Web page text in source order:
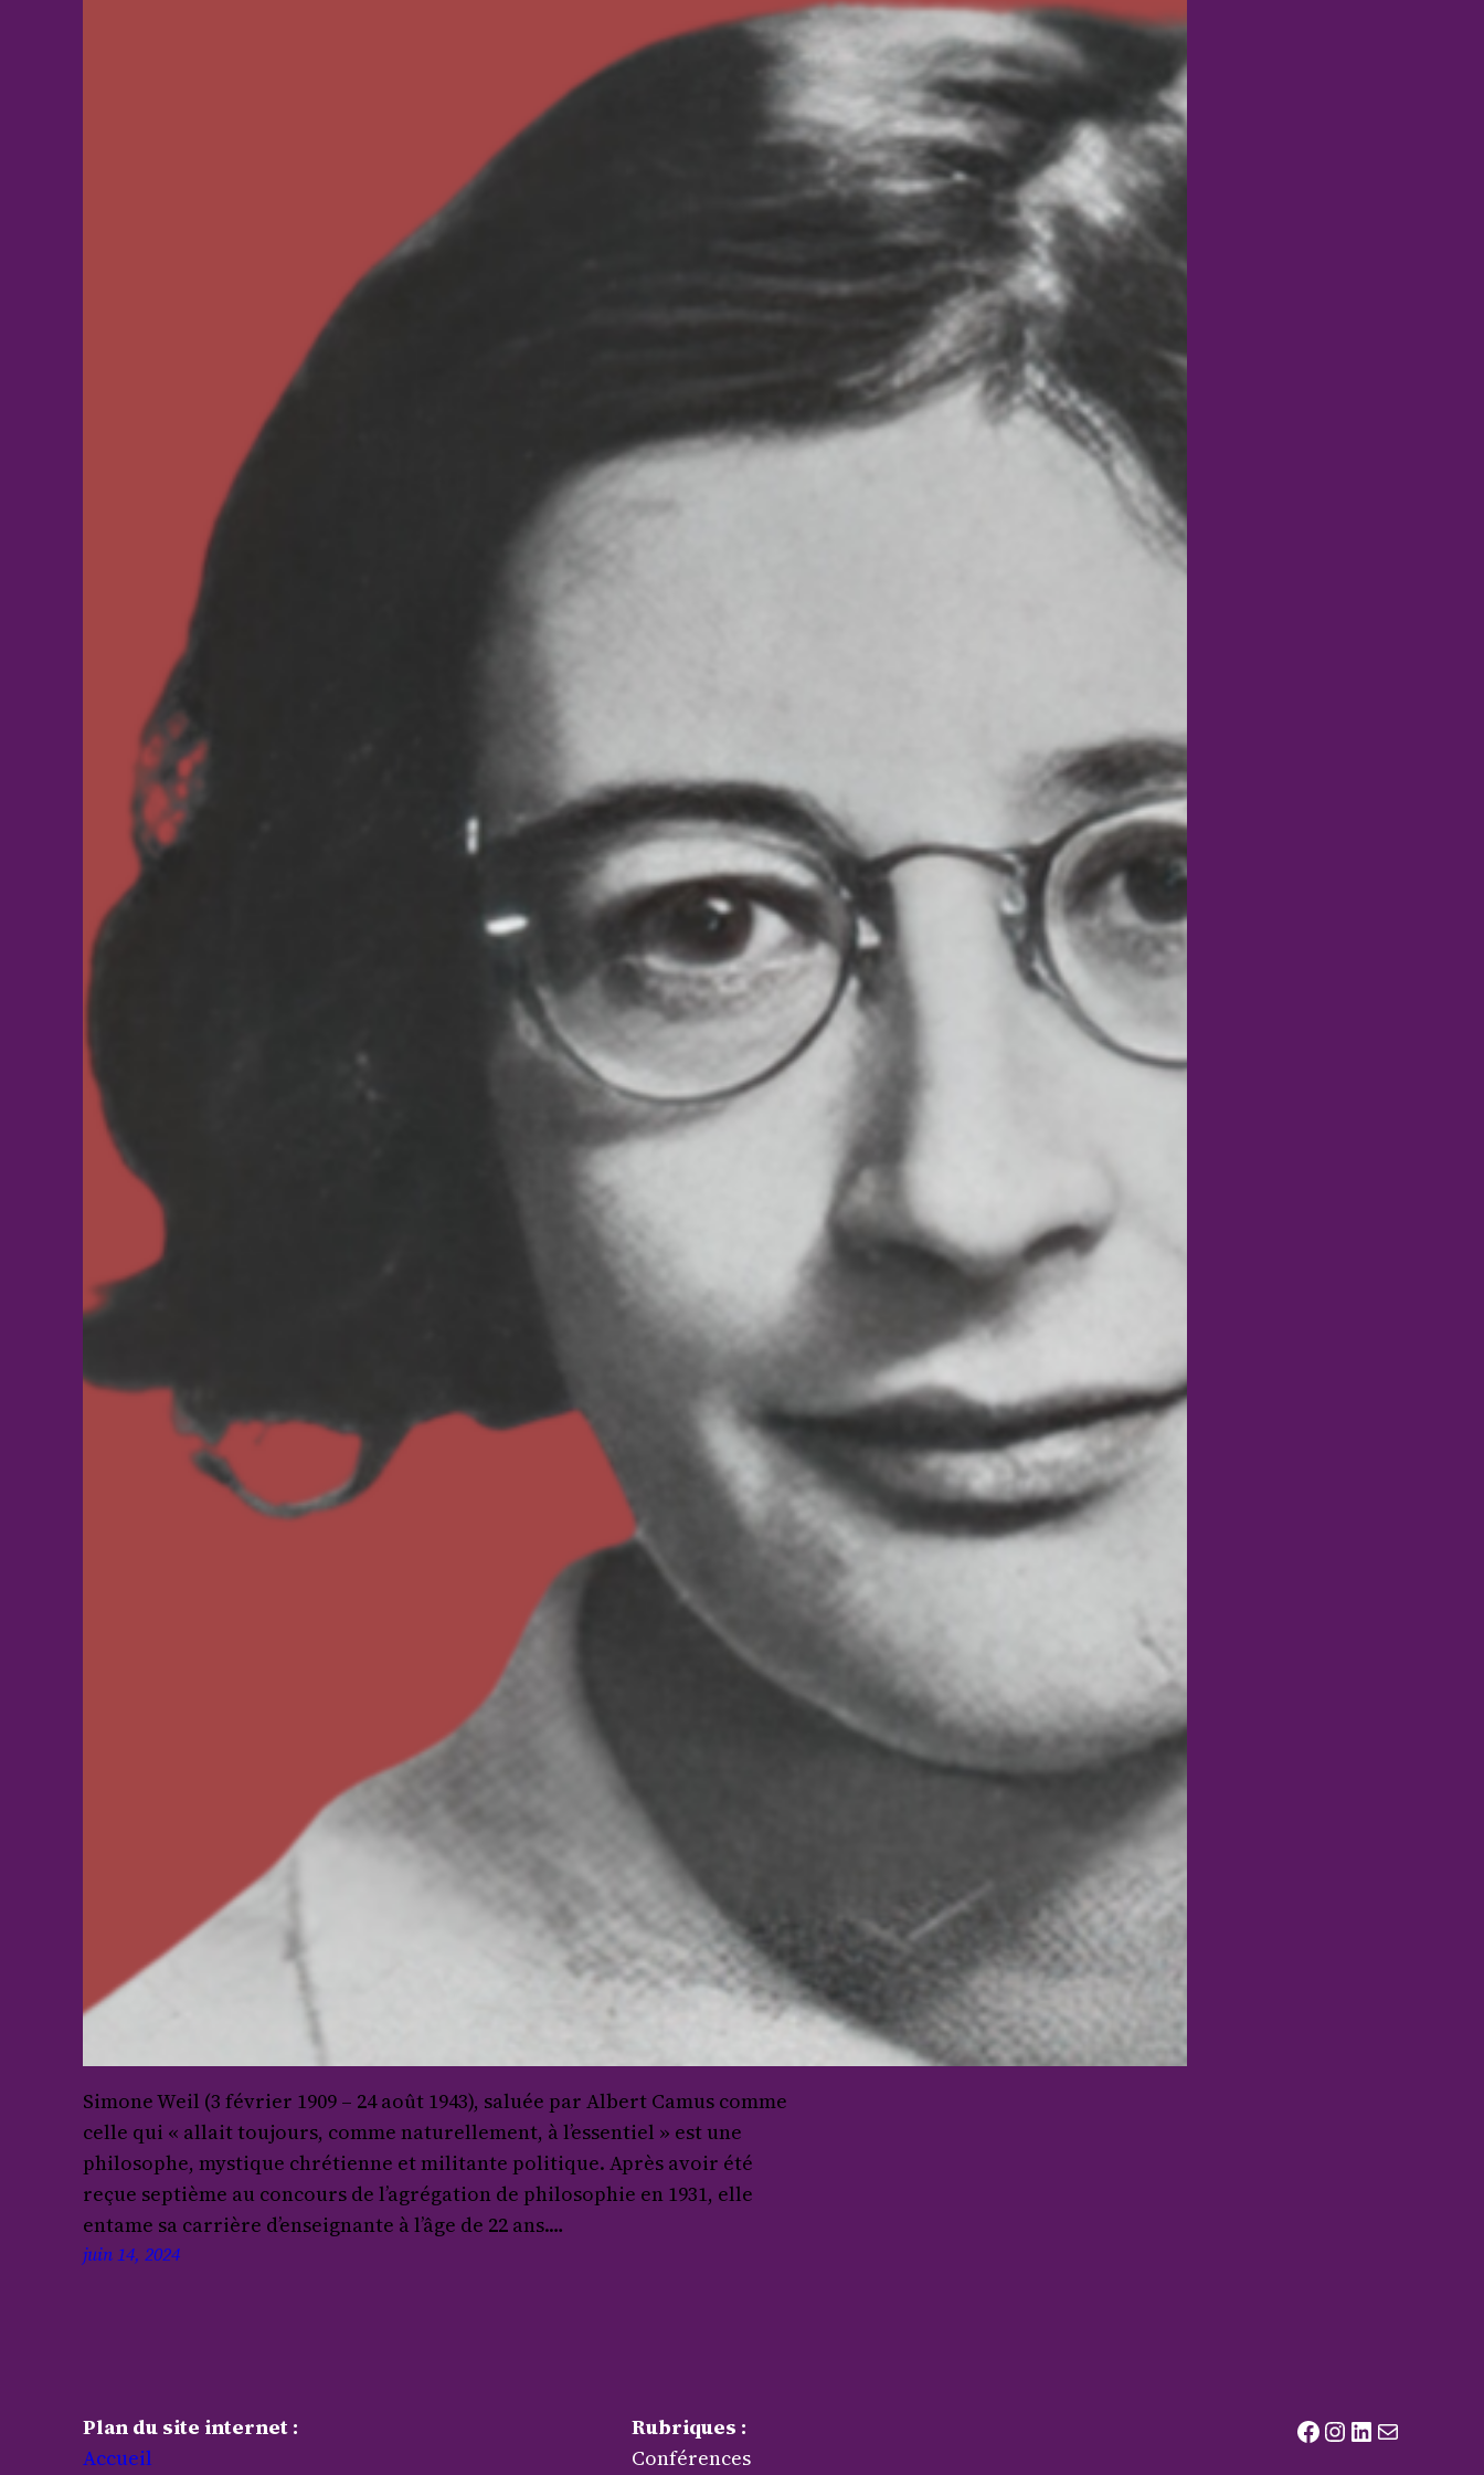
Simone Weil (3 février 1909 – 24 août 1943), saluée par Albert Camus comme
celle qui « allait toujours, comme naturellement, à l’essentiel » est une
philosophe, mystique chrétienne et militante politique. Après avoir été
reçue septième au concours de l’agrégation de philosophie en 1931, elle
entame sa carrière d’enseignante à l’âge de 22 ans.…
juin 14, 2024
Plan du site internet :
Accueil
Rubriques :
Conférences